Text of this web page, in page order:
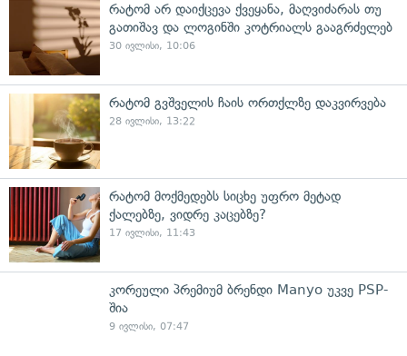
რატომ არ დაიქცევა ქვეყანა, მაღვიძარას თუ
გათიშავ და ლოგინში კოტრიალს გააგრძელებ
30 ივლისი, 10:06
რატომ გვშველის ჩაის ორთქლზე დაკვირვება
28 ივლისი, 13:22
რატომ მოქმედებს სიცხე უფრო მეტად
ქალებზე, ვიდრე კაცებზე?
17 ივლისი, 11:43
კორეული პრემიუმ ბრენდი Manyo უკვე PSP-
შია
9 ივლისი, 07:47